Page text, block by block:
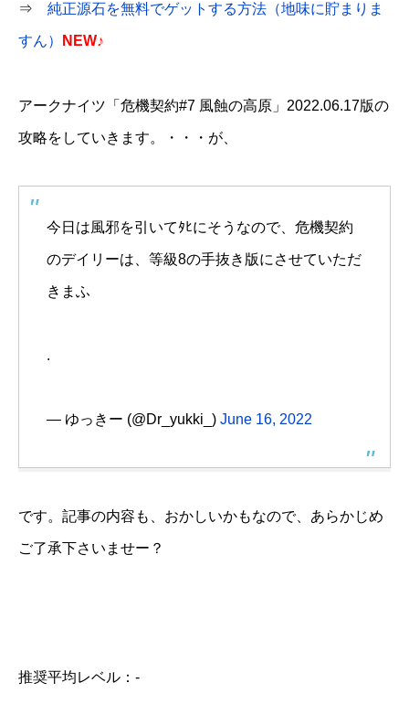
⇒ 純正源石を無料でゲットする方法（地味に貯まりま
すん） NEW♪
アークナイツ「危機契約#7 風蝕の高原」2022.06.17版の
攻略をしていきます。・・・が、
今日は風邪を引いてﾀﾋにそうなので、危機契約
のデイリーは、等級8の手抜き版にさせていただ
きまふ
.
— ゆっきー (@Dr_yukki_) June 16, 2022
です。記事の内容も、おかしいかもなので、あらかじめ
ご了承下さいませー？
推奨平均レベル：-